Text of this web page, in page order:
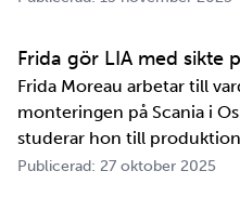
tester och utbildningar.
Frida gör LIA med sikte
Frida Moreau arbetar till
monteringen på Scania i
studerar hon till
under tio veckor i höst gör
Publicerad: 27 oktober 2025